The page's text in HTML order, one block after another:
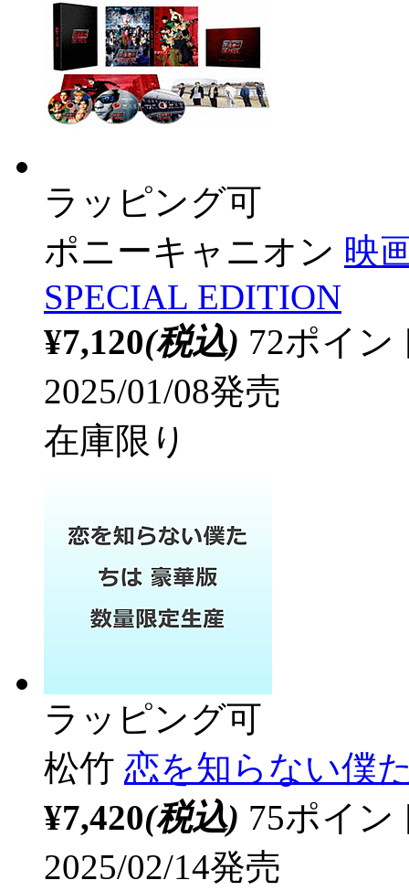
ラッピング可
ポニーキャニオン 映
SPECIAL EDITION
¥7,120(税込) 72ポイ
2025/01/08発売
在庫限り
ラッピング可
松竹 恋を知らない僕
¥7,420(税込) 75ポイ
2025/02/14発売